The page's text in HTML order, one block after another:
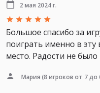
2 мая 2024 г.
Большое спасибо за
поиграть именно в эту
место. Радости не было
Мария (8 игроков от 7 до